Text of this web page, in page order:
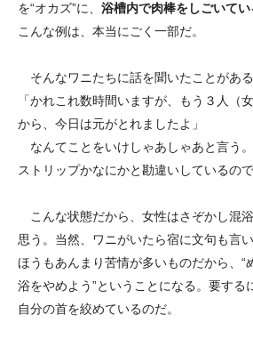
を“オカズ”に、 浴槽内で肉棒をしごいて
こんな例は、本当にごく一部だ。
そんなワニたちに話を聞いたことがある
「かれこれ数時間いますが、もう３人（
から、今日は元がとれましたよ」
なんてことをいけしゃあしゃあと言う
ストリップかなにかと勘違いしているので
こんな状態だから、女性はさぞかし混
思う。当然、ワニがいたら宿に文句も言
ほうもあんまり苦情が多いものだから、“
浴をやめよう”ということになる。要する
自分の首を絞めているのだ。